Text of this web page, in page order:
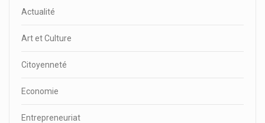
Actualité
Art et Culture
Citoyenneté
Economie
Entrepreneuriat